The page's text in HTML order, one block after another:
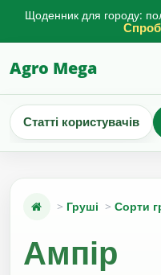
Щоденник для городу:
Agro Mega
Статті користувачів
Груші Сорти
Ампір